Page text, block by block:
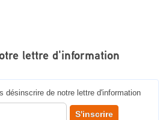
lettre d'information
désinscrire de notre lettre d'information
pour recevoir notre lettre d'information
S'inscrire